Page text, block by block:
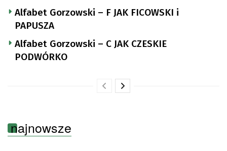
Alfabet Gorzowski – F JAK FICOWSKI i
PAPUSZA
Alfabet Gorzowski – C JAK CZESKIE
PODWÓRKO
najnowsze